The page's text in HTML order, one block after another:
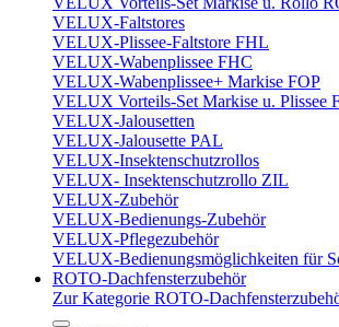
VELUX-Faltstores
VELUX-Plissee-Faltstore FHL
VELUX-Wabenplissee FHC
VELUX-Wabenplissee+ Markise FOP
VELUX Vorteils-Set Markise u. Plissee
VELUX-Jalousetten
VELUX-Jalousette PAL
VELUX-Insektenschutzrollos
VELUX- Insektenschutzrollo ZIL
VELUX-Zubehör
VELUX-Bedienungs-Zubehör
VELUX-Pflegezubehör
VELUX-Bedienungsmöglichkeiten für
ROTO-Dachfensterzubehör
Zur Kategorie ROTO-